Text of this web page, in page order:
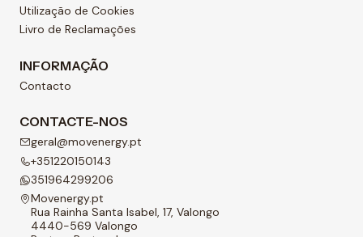
Utilização de Cookies
Livro de Reclamações
INFORMAÇÃO
Contacto
CONTACTE-NOS
geral@movenergy.pt
+351220150143
351964299206
Movenergy.pt
Rua Rainha Santa Isabel, 17, Valongo
4440-569 Valongo